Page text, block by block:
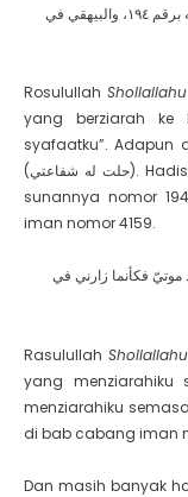
رواية (حلت له شفاعتي) (١) أخرجه الدارقطني في سننه برقم ١٩٤، والبيهقي في
Rosulullah
yang berziarah ke
syafaatku”. Adapun
(حلت له شفاعتي).
sunannya nomor
iman nomor 4159.
فكأنما زارني في
Rasulullah
yang menziarahiku
menziarahiku
di bab cabang iman
Dan masih banyak